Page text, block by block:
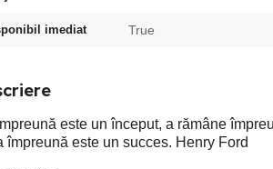
imediat True
este un început, a rămâne
împreună este un succes. Henry Ford